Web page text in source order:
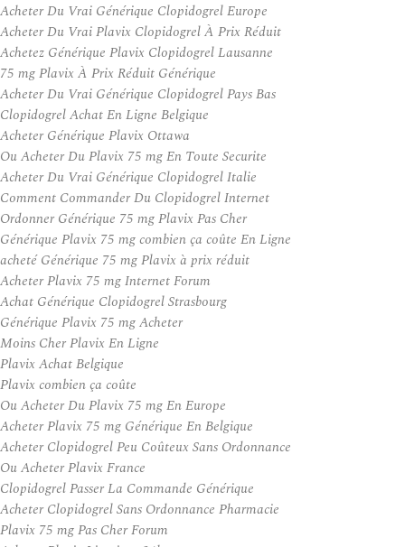
Acheter Du Vrai Générique Clopidogrel Europe
Acheter Du Vrai Plavix Clopidogrel À Prix Réduit
Achetez Générique Plavix Clopidogrel Lausanne
75 mg Plavix À Prix Réduit Générique
Acheter Du Vrai Générique Clopidogrel Pays Bas
Clopidogrel Achat En Ligne Belgique
Acheter Générique Plavix Ottawa
Ou Acheter Du Plavix 75 mg En Toute Securite
Acheter Du Vrai Générique Clopidogrel Italie
Comment Commander Du Clopidogrel Internet
Ordonner Générique 75 mg Plavix Pas Cher
Générique Plavix 75 mg combien ça coûte En Ligne
acheté Générique 75 mg Plavix à prix réduit
Acheter Plavix 75 mg Internet Forum
Achat Générique Clopidogrel Strasbourg
Générique Plavix 75 mg Acheter
Moins Cher Plavix En Ligne
Plavix Achat Belgique
Plavix combien ça coûte
Ou Acheter Du Plavix 75 mg En Europe
Acheter Plavix 75 mg Générique En Belgique
Acheter Clopidogrel Peu Coûteux Sans Ordonnance
Ou Acheter Plavix France
Clopidogrel Passer La Commande Générique
Acheter Clopidogrel Sans Ordonnance Pharmacie
Plavix 75 mg Pas Cher Forum